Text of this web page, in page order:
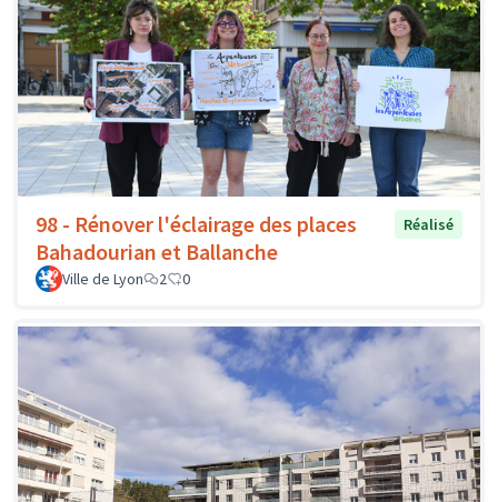
98 - Rénover l'éclairage des places
Bahadourian et Ballanche
Réalisé
Ville de Lyon 2 0